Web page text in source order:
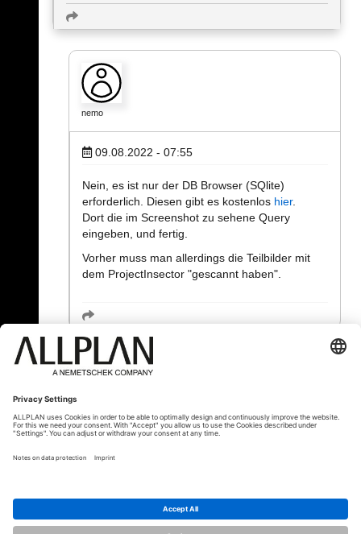
nemo
09.08.2022 - 07:55
Nein, es ist nur der DB Browser (SQlite)
erforderlich. Diesen gibt es kostenlos hier.
Dort die im Screenshot zu sehene Query
eingeben, und fertig.
Vorher muss man allerdings die Teilbilder mit
dem ProjectInsector "gescannt haben".
« Zurück
© ALLPLAN Schweiz AG ALLPLAN ist Teil derNemetschek Group